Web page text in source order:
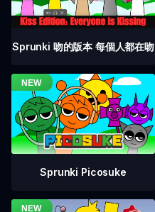
Sprunki 吻的版本 每個人都在吻
Sprunki Picosuke